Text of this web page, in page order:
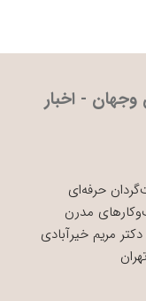
وجهان - اخبار
حرفه‌ای
مدرن
مریم خیرآبادی